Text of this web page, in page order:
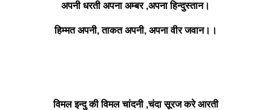
अपनी धरती अपना अम्बर ,अपना हिन्दुस्तान।
हिम्मत अपनी, ताकत अपनी, अपना वीर जवान।।
विमल इन्दु की विमल चांदनी ,चंदा सूरज करे आरती